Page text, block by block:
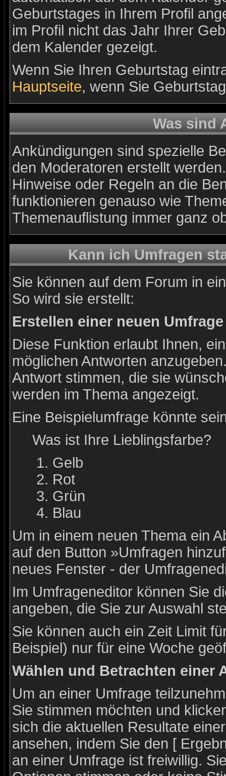
Geburtstages in Ihrem Profil
im Profil nicht das Jahr Ihrer
dem Kalender gezeigt.
Wenn Sie Ihren Geburtstag
Hauptseite, wenn Sie
Was sind
Ankündigungen sind spezielle
den Moderatoren erstellt
Hinweise oder Regeln an die
funktionieren genauso wie
Themenauflistung immer ganz
Kann ich Umfragen
Sie können auf dem Forum in
So wird sie erstellt:
Erstellen einer neuen Umfrage
Diese Funktion erlaubt Ihnen,
möglichen Antworten
Antwort stimmen, die sie
werden im Thema angezeigt.
Eine Beispielumfrage könnte
Was ist Ihre Lieblingsfarbe?
Gelb
Rot
Grün
Blau
Um in einem neuen Thema ein
auf den Button »Umfragen
neues Fenster - der
Im Umfrageneditor können Sie
angeben, die Sie zur Auswahl
Sie können auch ein Zeit Limit
Beispiel) nur für eine Woche
Wählen und Betrachten einer
Um an einer Umfrage
Sie stimmen möchten und
sich die aktuellen Resultate
ansehen, indem Sie den [
an einer Umfrage ist freiwillig.